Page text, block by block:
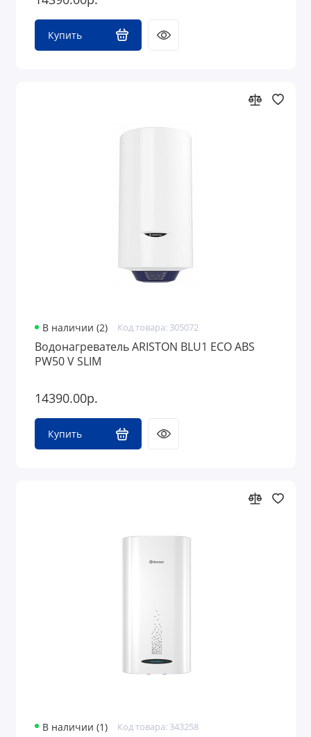
Купить
В наличии (2) Код товара: 305072
Водонагреватель ARISTON BLU1 ECO ABS
PW50 V SLIM
14390.00р.
Купить
В наличии (1) Код товара: 343258